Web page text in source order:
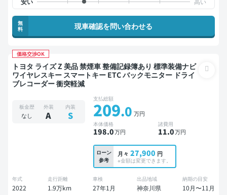
無
料
現車確認を問い合わせる
価格交渉OK
トヨタ ライズ Z 美品 禁煙車 整備記録簿あり 標準装備ナビ
ワイヤレスキー スマートキー ETC バックモニター ドライ
ブレコーダー 衝突軽減
板金歴
なし
外装
A
内装
S
支払総額
209.0 万円
本体価格
198.0万円
諸費用
11.0万円
ローン
参考
月々 27,900 円
※金額は変更できます。
年式
2022
走行距離
1.9万km
車検
27年1月
出品地域
神奈川県
納期の目安
10月〜11月